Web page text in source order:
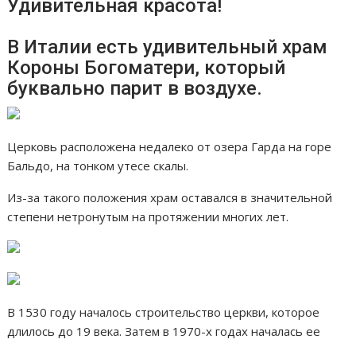
Удивительная красота!
В Италии есть удивительный храм
Короны Богоматери, который
буквально парит в воздухе.
Церковь расположена недалеко от озера Гарда на горе
Бальдо, на тонком утесе скалы.
Из-за такого положения храм оставался в значительной
степени нетронутым на протяжении многих лет.
В 1530 году началось строительство церкви, которое
длилось до 19 века. Затем в 1970-х годах началась ее